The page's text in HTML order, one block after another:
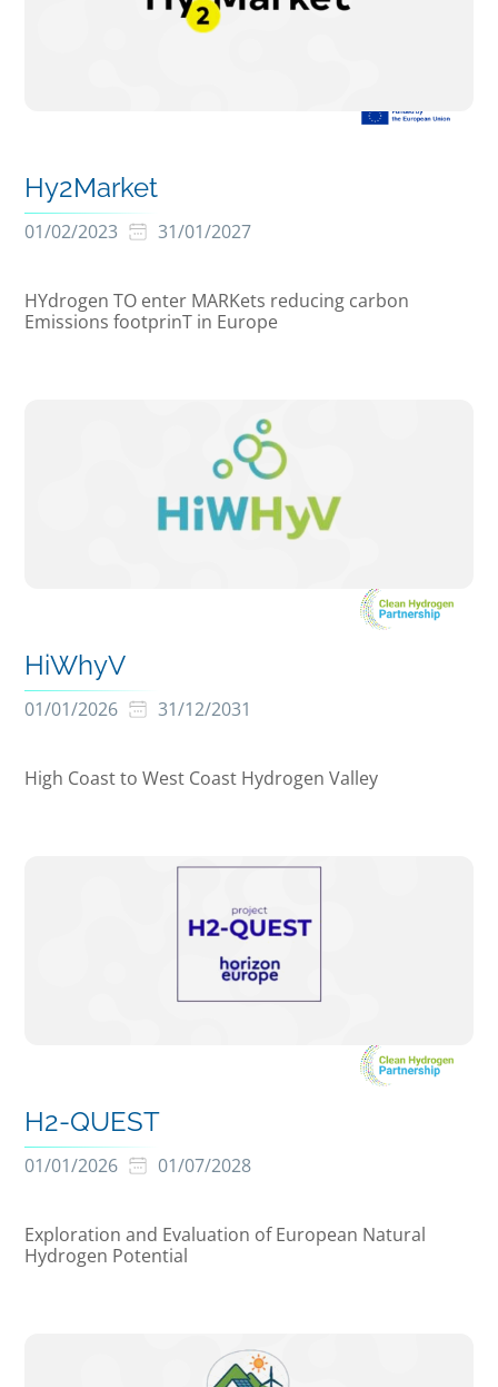
Hy2Market
01/02/2023 31/01/2027
HYdrogen TO enter MARKets reducing carbon
Emissions footprinT in Europe
HiWhyV
01/01/2026 31/12/2031
High Coast to West Coast Hydrogen Valley
H2-QUEST
01/01/2026 01/07/2028
Exploration and Evaluation of European Natural
Hydrogen Potential